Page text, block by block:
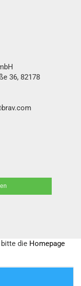
36, 82178
die Homepage